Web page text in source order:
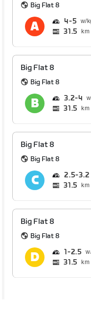
Big Flat 8
4 5
31.5 km
Big Flat 8
Big Flat 8
3.2 4
31.5 km
Big Flat 8
Big Flat 8
2.5 3.2
31.5 km
Big Flat 8
Big Flat 8
1 2.5
31.5 km